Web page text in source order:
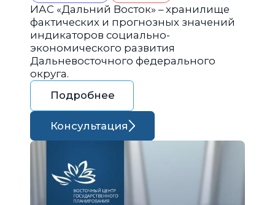
ИАС «Дальний Восток» – хранилище
фактических и прогнозных значений
индикаторов социально-
экономического развития
Дальневосточного федерального
округа.
Подробнее
Консультация